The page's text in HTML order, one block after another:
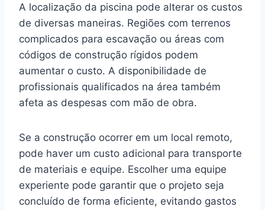
A localização da piscina pode alterar os custos
de diversas maneiras. Regiões com terrenos
complicados para escavação ou áreas com
códigos de construção rígidos podem
aumentar o custo. A disponibilidade de
profissionais qualificados na área também
afeta as despesas com mão de obra.
Se a construção ocorrer em um local remoto,
pode haver um custo adicional para transporte
de materiais e equipe. Escolher uma equipe
experiente pode garantir que o projeto seja
concluído de forma eficiente, evitando gastos